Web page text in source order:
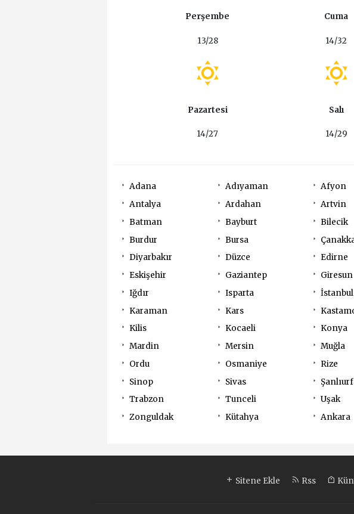
Perşembe
13/28
Cuma
14/32
Pazartesi
14/27
Salı
14/29
Adana Adıyaman Afyon
Antalya
Ardahan Artvin
Batman
Bayburt Bilecik
Burdur
Bursa
Diyarbakır
Düzce Edirne
Eskişehir
Gaziantep Giresun
Iğdır
Isparta İstanbul
Karaman
Kars
Kilis
Kocaeli Konya
Mardin
Mersin Muğla
Ordu
Osmaniye Rize
Sinop
Sivas
Trabzon
Tunceli Uşak
Zonguldak
Kütahya Ankara
Sitene Ekle Rss